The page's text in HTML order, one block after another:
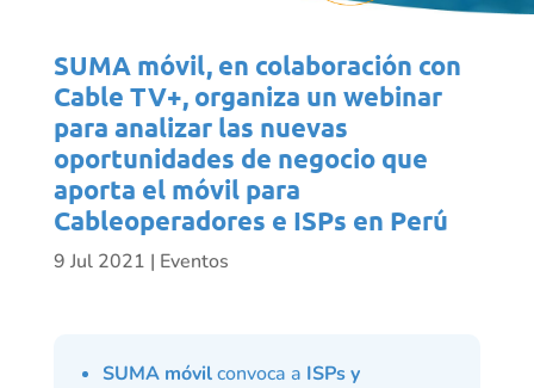
SUMA móvil, en colaboración con
Cable TV+, organiza un webinar
para analizar las nuevas
oportunidades de negocio que
aporta el móvil para
Cableoperadores e ISPs en Perú
9 Jul 2021 | Eventos
SUMA móvilconvoca a ISPs y